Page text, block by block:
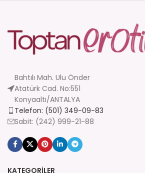
Bahtılı Mah. Ulu Önder
Atatürk Cad. No:551
Konyaaltı/ANTALYA
Telefon: (501) 349-09-83
Sabit: (242) 999-21-88
KATEGORİLER